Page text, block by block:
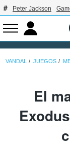
Peter Jackson
VANDAL JUEGOS
El